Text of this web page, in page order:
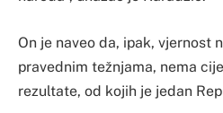
On je naveo da, ipak, vjernost
pravednim težnjama, nema
rezultate, od kojih je jedan